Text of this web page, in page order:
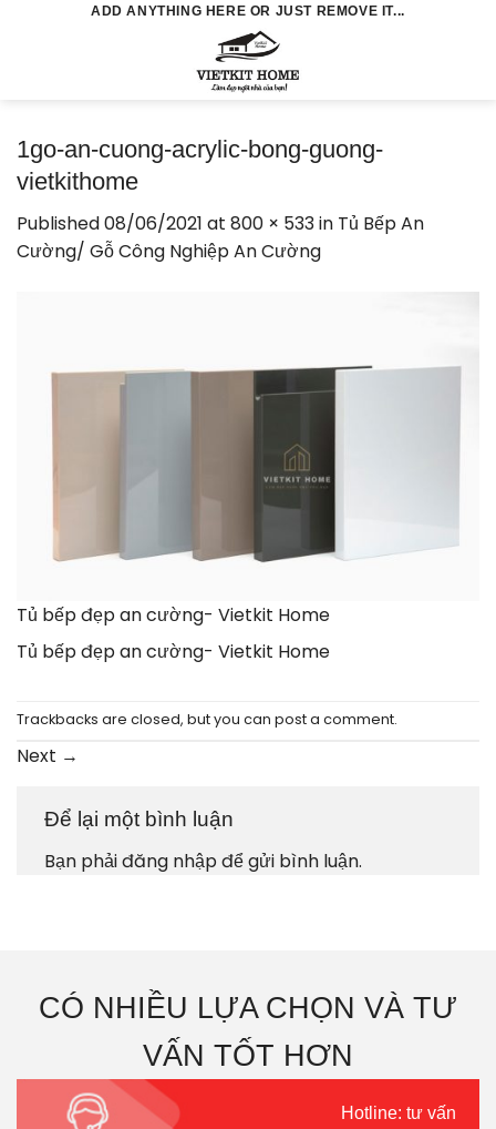
ADD ANYTHING HERE OR JUST REMOVE IT...
1go-an-cuong-acrylic-bong-guong-
vietkithome
Published08/06/2021 at 800 × 533in Tủ Bếp An
Cường/ Gỗ Công Nghiệp An Cường
Tủ bếp đẹp an cường- Vietkit Home
Tủ bếp đẹp an cường- Vietkit Home
Trackbacks are closed, but you can post a comment.
Next →
Để lại một bình luận
Bạn phảiđăng nhậpđể gửi bình luận.
CÓ NHIỀU LỰA CHỌN VÀ TƯ
VẤN TỐT HƠN
Hotline: tư vấn